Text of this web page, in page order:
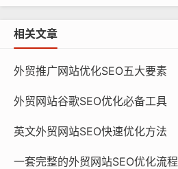
相关文章
外贸推广网站优化SEO五大要素
外贸网站谷歌SEO优化必备工具
英文外贸网站SEO快速优化方法
一套完整的外贸网站SEO优化流程